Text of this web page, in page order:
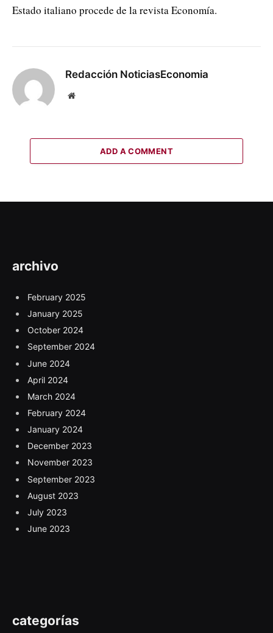
Estado italiano procede de la revista Economía.
Redacción NoticiasEconomia
Website
ADD A COMMENT
archivo
February 2025
January 2025
October 2024
September 2024
June 2024
April 2024
March 2024
February 2024
January 2024
December 2023
November 2023
September 2023
August 2023
July 2023
June 2023
categorías